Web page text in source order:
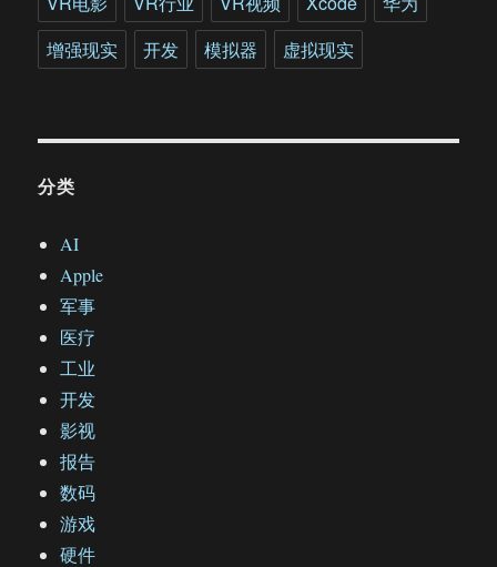
增强现实
开发 模拟器 虚拟现实
分类
AI
Apple
军事
医疗
工业
开发
影视
报告
数码
游戏
硬件